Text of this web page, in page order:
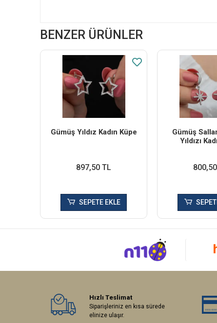
BENZER ÜRÜNLER
Gümüş Yıldız Kadın Küpe
897,50 TL
SEPETE EKLE
Gümüş
Yıldızı
Hızlı Teslimat
Siparişleriniz en kısa sürede
elinize ulaşır.